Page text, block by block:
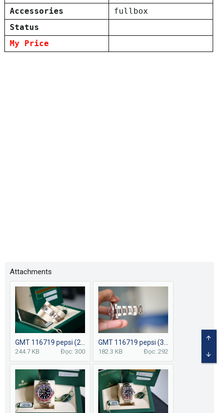
Accessories
fullbox
Status
My Price
Attachments
GMT 116719 pepsi (2).JPG
244.7 KB Đọc: 300
GMT 116719 pepsi (3).JPG
182.3 KB Đọc: 292
TOP